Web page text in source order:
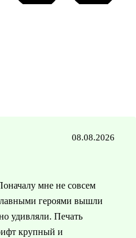
08.08.2026
мне не совсем
героями вышли
удивляли. Печать
крупный и